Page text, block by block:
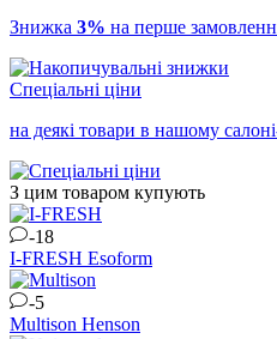
Знижка 3% на перше
Спеціальні ціни
на деякі товари в нашому
З цим товаром купують
-18
I-FRESH Esoform
-5
Multison Henson